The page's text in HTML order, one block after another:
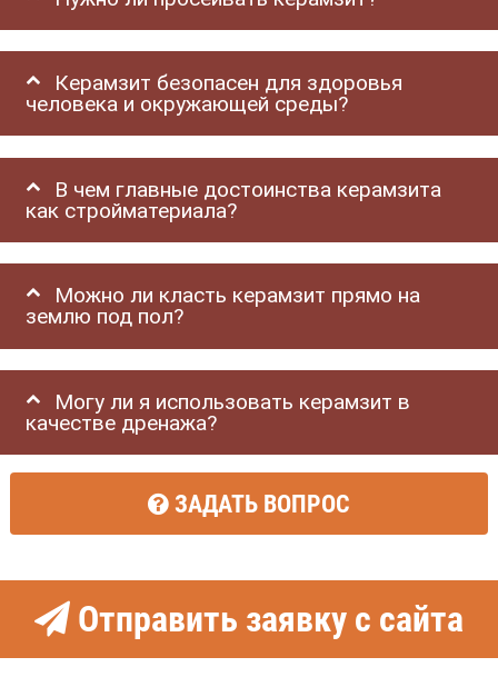
Керамзит безопасен для здоровья
человека и окружающей среды?
В чем главные достоинства керамзита
как стройматериала?
Можно ли класть керамзит прямо на
землю под пол?
Могу ли я использовать керамзит в
качестве дренажа?
ЗАДАТЬ ВОПРОС
Отправить заявку с сайта